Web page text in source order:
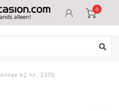
0
k2 nr. 2370